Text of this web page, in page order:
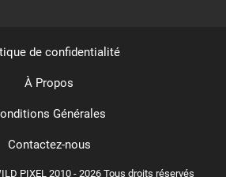
PIXEL 2010 - 2026 Tous droits réservés
de confidentialité
À Propos
Générales
Contactez-nous